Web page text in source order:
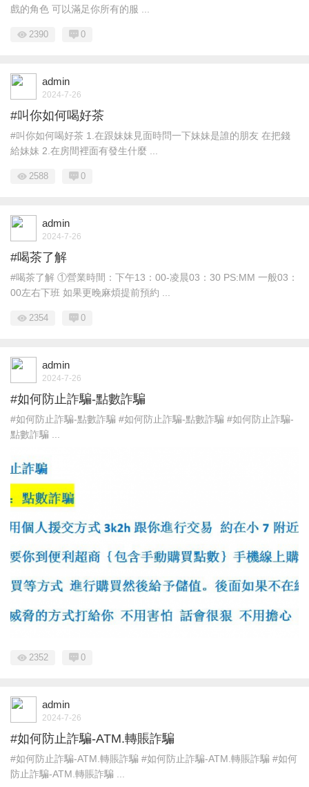
戲的角色 可以滿足你所有的服 ...
2390 0
admin
2024-7-26
#叫你如何喝好茶
#叫你如何喝好茶 1.在跟妹妹見面時問一下妹妹是誰的朋友 在把錢
給妹妹 2.在房間裡面有發生什麼 ...
2588 0
admin
2024-7-26
#喝茶了解
#喝茶了解 ①營業時間：下午13：00-凌晨03：30 PS:MM 一般03：
00左右下班 如果更晚麻煩提前預約 ...
2354 0
admin
2024-7-26
#如何防止詐騙-點數詐騙
#如何防止詐騙-點數詐騙 #如何防止詐騙-點數詐騙 #如何防止詐騙-
點數詐騙 ...
2352 0
admin
2024-7-26
#如何防止詐騙-ATM.轉賬詐騙
#如何防止詐騙-ATM.轉賬詐騙 #如何防止詐騙-ATM.轉賬詐騙 #如何
防止詐騙-ATM.轉賬詐騙 ...